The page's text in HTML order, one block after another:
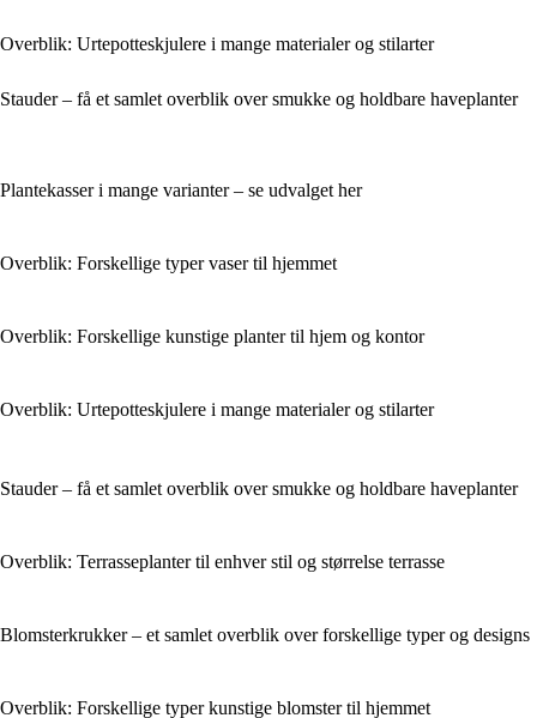
Overblik: Urtepotteskjulere i mange materialer og stilarter
Stauder – få et samlet overblik over smukke og holdbare haveplanter
Plantekasser i mange varianter – se udvalget her
Overblik: Forskellige typer vaser til hjemmet
Overblik: Forskellige kunstige planter til hjem og kontor
Overblik: Urtepotteskjulere i mange materialer og stilarter
Stauder – få et samlet overblik over smukke og holdbare haveplanter
Overblik: Terrasseplanter til enhver stil og størrelse terrasse
Blomsterkrukker – et samlet overblik over forskellige typer og designs
Overblik: Forskellige typer kunstige blomster til hjemmet